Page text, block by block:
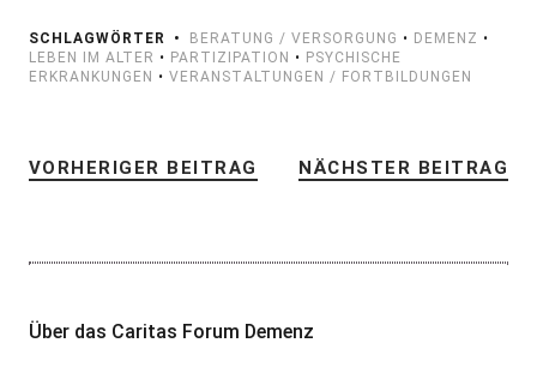
SCHLAGWÖRTER BERATUNG / VERSORGUNG • DEMENZ •
LEBEN IM ALTER • PARTIZIPATION • PSYCHISCHE
ERKRANKUNGEN • VERANSTALTUNGEN / FORTBILDUNGEN
VORHERIGER BEITRAG NÄCHSTER BEITRAG
Über das Caritas Forum Demenz